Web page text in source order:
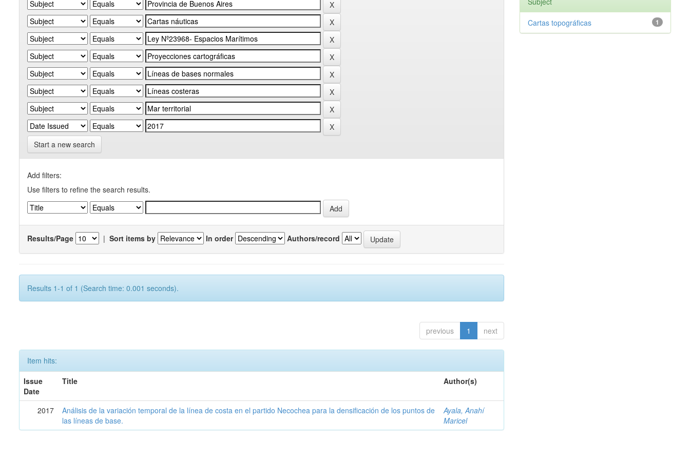
Start a new search
Add filters:
Use filters to refine the search results.
Results/Page | Sort items by In order Authors/record
Results 1-1 of 1 (Search time: 0.001 seconds).
previous 1 next
Item hits:
Issue
Date
Title Author(s)
2017
Análisis de la variación temporal de la línea de costa en el partido Necochea para la densificación de los puntos de
las líneas de base.
Ayala, Anahí
Maricel
1
Cartas topográficas